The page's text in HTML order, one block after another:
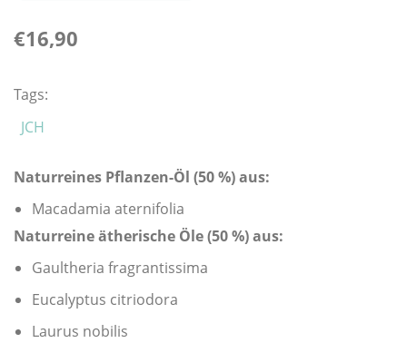
€16,90
Tags:
JCH
Naturreines Pflanzen-Öl (50 %) aus:
Macadamia aternifolia
Naturreine ätherische Öle (50 %) aus:
Gaultheria fragrantissima
Eucalyptus citriodora
Laurus nobilis